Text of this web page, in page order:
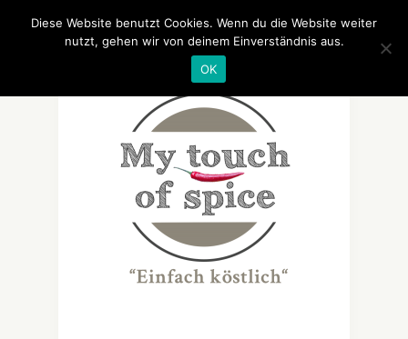
Diese Website benutzt Cookies. Wenn du die Website weiter
nutzt, gehen wir von deinem Einverständnis aus.
OK